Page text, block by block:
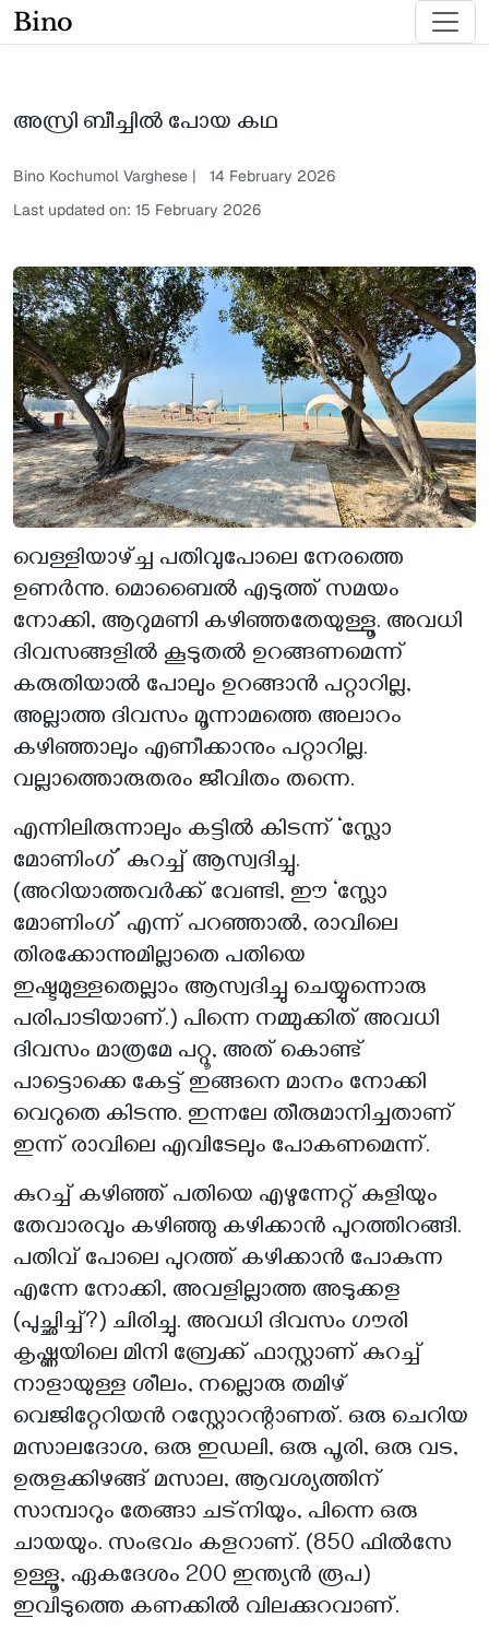
Bino
അസ്രി ബീച്ചിൽ പോയ കഥ
Bino Kochumol Varghese | 14 February 2026
Last updated on: 15 February 2026
വെള്ളിയാഴ്ച്ച പതിവുപോലെ നേരത്തെ
ഉണർന്നു. മൊബൈൽ എടുത്ത് സമയം
നോക്കി, ആറുമണി കഴിഞ്ഞതേയുള്ളൂ. അവധി
ദിവസങ്ങളിൽ കൂടുതൽ ഉറങ്ങണമെന്ന്
കരുതിയാൽ പോലും ഉറങ്ങാൻ പറ്റാറില്ല,
അല്ലാത്ത ദിവസം മൂന്നാമത്തെ അലാറം
കഴിഞ്ഞാലും എണീക്കാനും പറ്റാറില്ല.
വല്ലാത്തൊരുതരം ജീവിതം തന്നെ.
എന്നിലിരുന്നാലും കട്ടിൽ കിടന്ന് ‘സ്ലോ
മോണിംഗ്’ കുറച്ച് ആസ്വദിച്ചു.
(അറിയാത്തവർക്ക് വേണ്ടി, ഈ ‘സ്ലോ
മോണിംഗ്’ എന്ന് പറഞ്ഞാൽ, രാവിലെ
തിരക്കോന്നുമില്ലാതെ പതിയെ
ഇഷ്ടമുള്ളതെല്ലാം ആസ്വദിച്ചു ചെയ്യുന്നൊരു
പരിപാടിയാണ്.) പിന്നെ നമ്മുക്കിത് അവധി
ദിവസം മാത്രമേ പറ്റൂ, അത് കൊണ്ട്
പാട്ടൊക്കെ കേട്ട് ഇങ്ങനെ മാനം നോക്കി
വെറുതെ കിടന്നു. ഇന്നലേ തീരുമാനിച്ചതാണ്
ഇന്ന് രാവിലെ എവിടേലും പോകണമെന്ന്.
കുറച്ച് കഴിഞ്ഞ് പതിയെ എഴുന്നേറ്റ് കുളിയും
തേവാരവും കഴിഞ്ഞു കഴിക്കാൻ പുറത്തിറങ്ങി.
പതിവ് പോലെ പുറത്ത് കഴിക്കാൻ പോകുന്ന
എന്നേ നോക്കി, അവളില്ലാത്ത അടുക്കള
(പുച്ഛിച്ച്?) ചിരിച്ചു. അവധി ദിവസം ഗൗരി
കൃഷ്ണയിലെ മിനി ബ്രേക്ക് ഫാസ്റ്റാണ് കുറച്ച്
നാളായുള്ള ശീലം, നല്ലൊരു തമിഴ്
വെജിറ്റേറിയൻ റസ്റ്റോറന്റാണത്. ഒരു ചെറിയ
മസാലദോശ, ഒരു ഇഡലി, ഒരു പൂരി, ഒരു വട,
ഉരുളക്കിഴങ്ങ് മസാല, ആവശ്യത്തിന്
സാമ്പാറും തേങ്ങാ ചട്നിയും, പിന്നെ ഒരു
ചായയും. സംഭവം കളറാണ്. (850 ഫിൽസേ
ഉള്ളൂ, ഏകദേശം 200 ഇന്ത്യൻ രൂപ)
ഇവിടുത്തെ കണക്കിൽ വിലക്കുറവാണ്.